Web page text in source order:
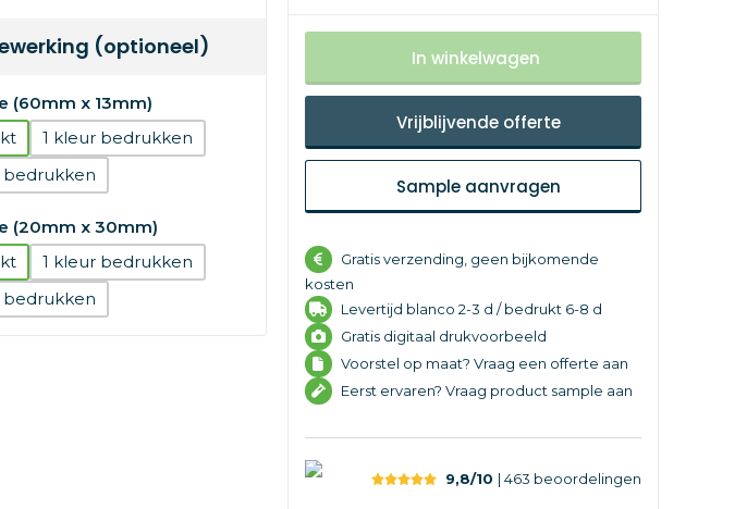
(optioneel)
(60mm x 13mm)
1
(20mm x 30mm)
1
In winkelwagen
Vrijblijvende offerte
Sample aanvragen
Gratis verzending, geen bijkomende
kosten
Levertijd blanco 2-3 d / bedrukt 6-8 d
Gratis digitaal drukvoorbeeld
Voorstel op maat? Vraag een offerte aan
Eerst ervaren? Vraag product sample aan
9,8/10 | 463 beoordelingen